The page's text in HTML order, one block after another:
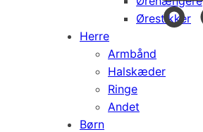
Ørestikker
Herre
Armbånd
Halskæder
Ringe
Andet
Børn